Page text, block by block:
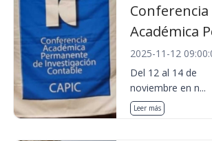
Conferencia
Académica
2025-11-12
Del 12 al 14 de
noviembre en n...
Leer más